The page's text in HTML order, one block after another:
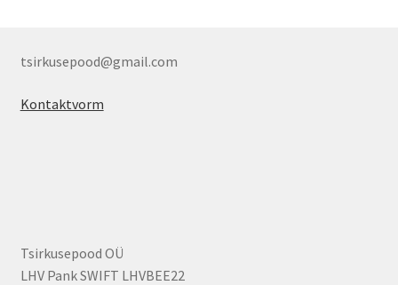
tsirkusepood@gmail.com
Kontaktvorm
Tsirkusepood OÜ
LHV Pank SWIFT LHVBEE22